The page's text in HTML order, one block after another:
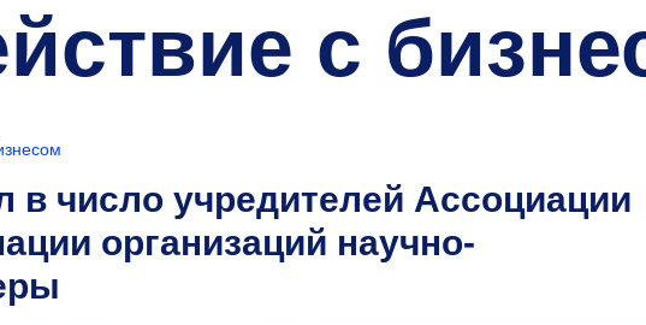
с
число учредителей Ассоциации
организаций научно-